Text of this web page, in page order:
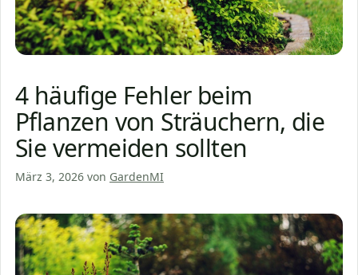
4 häufige Fehler beim
Pflanzen von Sträuchern, die
Sie vermeiden sollten
März 3, 2026 von GardenMI